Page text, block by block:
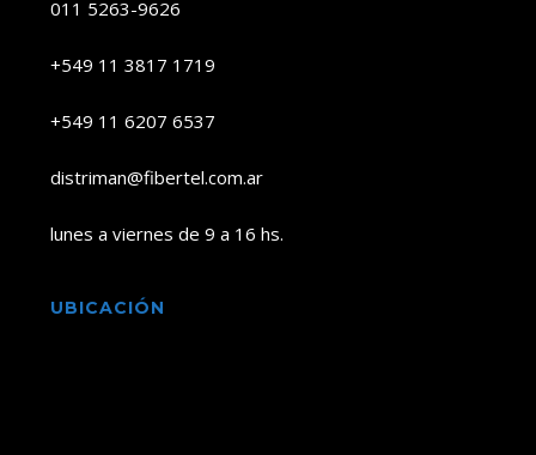
011 5263-9626
+549 11 3817 1719
+549 11 6207 6537
distriman@fibertel.com.ar
lunes a viernes de 9 a 16 hs.
UBICACIÓN